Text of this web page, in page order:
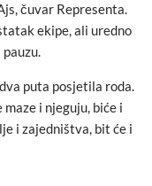
čuvar Representa.
ekipe, ali uredno
puta posjetila roda.
i njeguju, biće i
i zajedništva, bit će i